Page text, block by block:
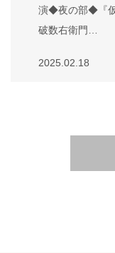
演◆夜の部◆『
破数右衛門…
2025.02.18